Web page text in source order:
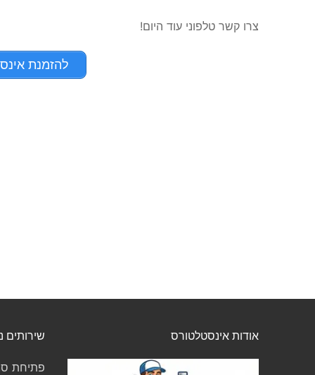
צרו קשר טלפוני עוד היום!
להזמנת אינסטלטור
אודות אינסטלטורס שירותים
פתיחת